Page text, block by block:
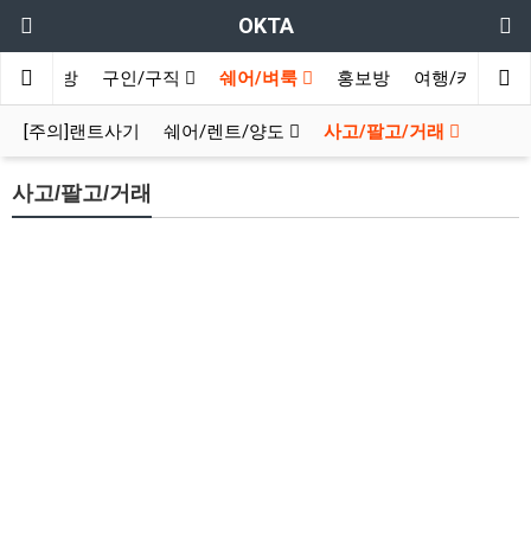
OKTA
수다방 구인/구직 쉐어/벼룩 홍보방 여행/카페
[주의]랜트사기 쉐어/렌트/양도 사고/팔고/거래
사고/팔고/거래